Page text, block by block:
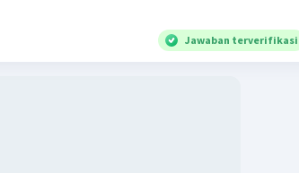
Jawaban terverifikasi